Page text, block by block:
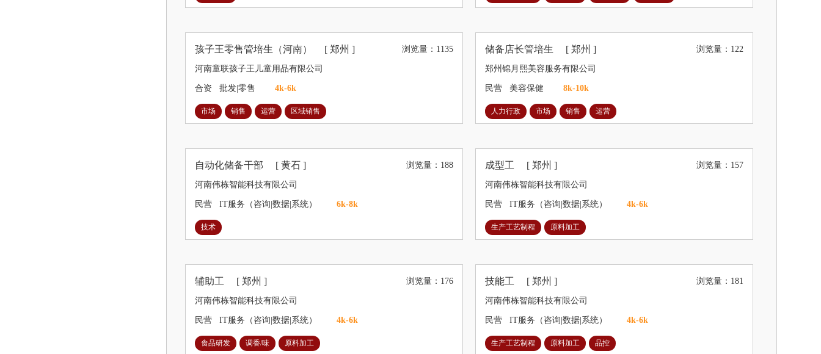
浏览量：1135
孩子王零售管培生（河南） [ 郑州 ]
河南童联孩子王儿童用品有限公司
合资 批发|零售 4k-6k
市场 销售 运营 区域销售
浏览量：122
储备店长管培生 [ 郑州 ]
郑州锦月熙美容服务有限公司
民营 美容保健 8k-10k
人力行政 市场 销售 运营
浏览量：188
自动化储备干部 [ 黄石 ]
河南伟栋智能科技有限公司
民营 IT服务（咨询|数据|系统） 6k-8k
技术
浏览量：157
成型工 [ 郑州 ]
河南伟栋智能科技有限公司
民营 IT服务（咨询|数据|系统） 4k-6k
生产工艺制程 原料加工
浏览量：176
辅助工 [ 郑州 ]
河南伟栋智能科技有限公司
民营 IT服务（咨询|数据|系统） 4k-6k
食品研发 调香/味 原料加工
浏览量：181
技能工 [ 郑州 ]
河南伟栋智能科技有限公司
民营 IT服务（咨询|数据|系统） 4k-6k
生产工艺制程 原料加工 品控